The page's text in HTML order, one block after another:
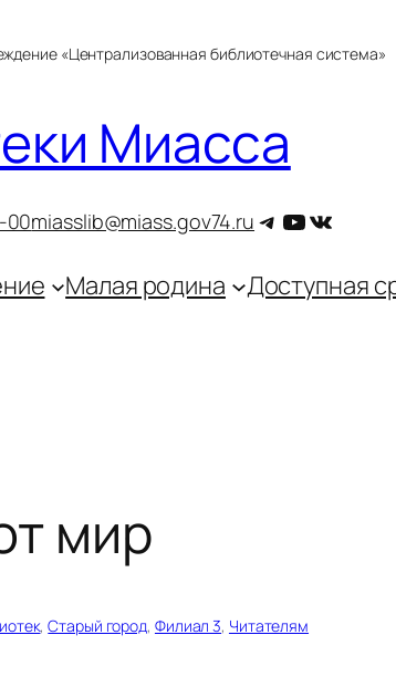
«Централизованная библиотечная система»
Миасса
00miasslib@miass.gov74.ru Telegram
YouTube
Малая родина Доступная
мир
, Старый город, Филиал 3, Читателям